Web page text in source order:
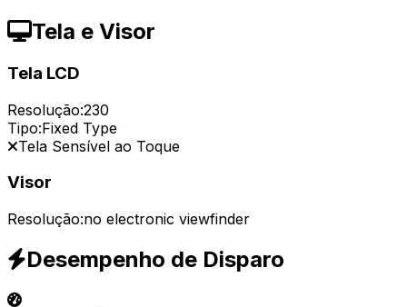
Tela e Visor
Tela LCD
Resolução:230
Tipo:Fixed Type
Tela Sensível ao Toque
Visor
Resolução:no electronic viewfinder
Desempenho de Disparo